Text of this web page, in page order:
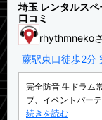
埼玉 レンタルス
口コミ
rhythmneko
蕨駅東口徒歩2分
完全防音 生ドラム
ブ、イベントパー
続きを読む